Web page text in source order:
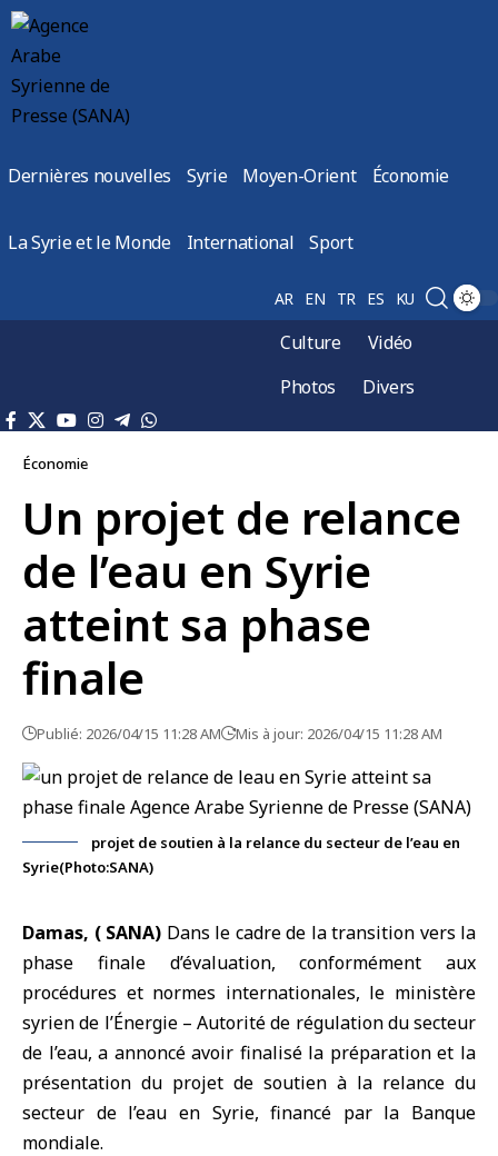
Dernières nouvelles Syrie Moyen-Orient Économie
La Syrie et le Monde International Sport
AR EN TR ES KU
Culture
Vidéo
Photos
Divers
Économie
Un projet de relance
de l’eau en Syrie
atteint sa phase
finale
Publié: 2026/04/15 11:28 AM Mis à jour: 2026/04/15 11:28 AM
projet de soutien à la relance du secteur de l’eau en
Syrie(Photo:SANA)
Damas, ( SANA) Dans le cadre de la transition vers la
phase finale d’évaluation, conformément aux
procédures et normes internationales, le ministère
syrien de l’Énergie– Autorité de régulation du secteur
de l’eau, a annoncé avoir finalisé la préparation et la
présentation du projet de soutien à la relance du
secteur de l’eau en Syrie, financé par la Banque
mondiale.